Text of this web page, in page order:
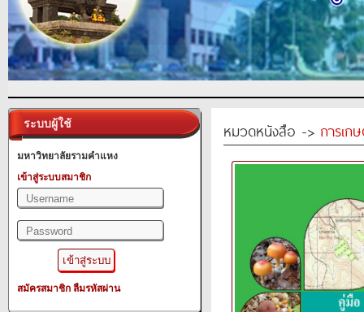
ระบบผู้ใช้
มหาวิทยาลัยรามคำแหง
เข้าสู่ระบบสมาชิก
สมัครสมาชิก ลืมรหัสผ่าน
หมวดหนังสือ -> การเก